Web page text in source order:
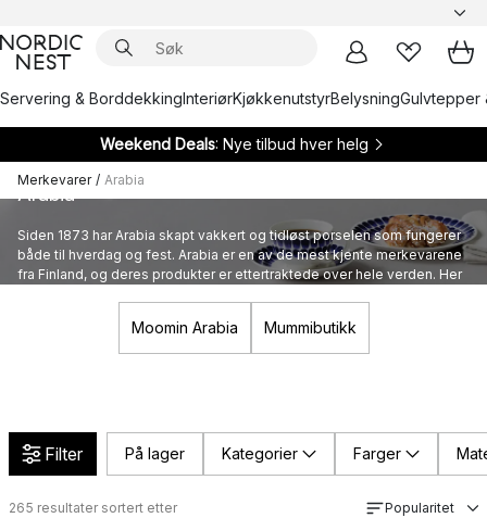
Servering & BorddekkingInteriørKjøkkenutstyrBelysningGulvtepper
Weekend Deals: Nye tilbud hver helg
Merkevarer / Arabia
Arabia
Siden 1873 har Arabia skapt vakkert og tidløst porselen som fungerer
både til hverdag og fest. Arabia er en av de mest kjente merkevarene
fra Finland, og deres produkter er ettertraktede over hele verden. Her
Moomin Arabia Mummibutikk
Filter På lager Kategorier Farger
265 resultater sortert etter Popularitet